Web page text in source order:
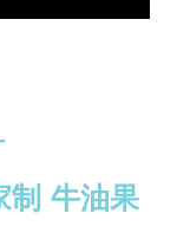
牛油果